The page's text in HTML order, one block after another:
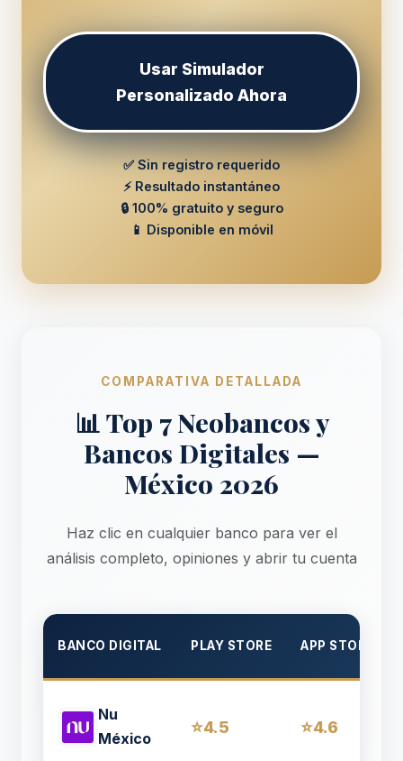
Usar Simulador
Personalizado Ahora
✅ Sin registro requerido
⚡ Resultado instantáneo
🔒 100% gratuito y seguro
📱 Disponible en móvil
COMPARATIVA DETALLADA
📊 Top 7 Neobancos y
Bancos Digitales —
México 2026
Haz clic en cualquier banco para ver el
análisis completo, opiniones y abrir tu cuenta
BANCO DIGITAL PLAY STORE APP STORE
Nu
México
4.5 4.6